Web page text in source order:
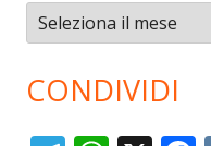
Archivi
CONDIVIDI